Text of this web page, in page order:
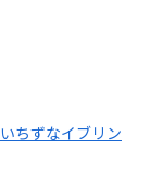
いちずなイブリン